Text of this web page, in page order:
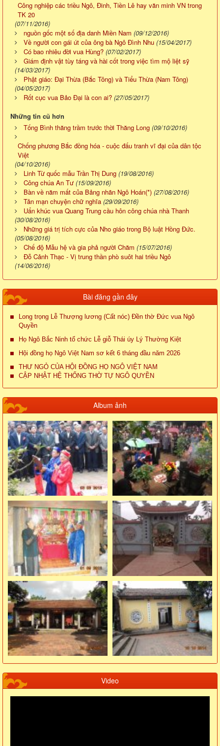
Công nghiệp các triều Ngô, Đinh, Tiền Lê hay văn minh VN trong
TK 20
(07/11/2016)
nguồn gốc một số địa danh Miền Nam (09/12/2016)
Về người con gái út của ông bà Ngô Đình Nhu (15/04/2017)
Có bao nhiêu đời vua Hùng? (07/02/2017)
Giám định vật tùy táng và hài cốt trong việc tìm mộ liệt sỹ
(14/03/2017)
Phật giáo: Đại Thừa (Bắc Tông) và Tiểu Thừa (Nam Tông)
(04/05/2017)
Rốt cục vua Bảo Đại là con ai? (27/05/2017)
Những tin cũ hơn
Tống Bình thăng trầm trước thời Thăng Long (09/10/2016)
Chống phương Bắc đồng hóa - cuộc đấu tranh vĩ đại của dân tộc
Việt
(04/10/2016)
Linh Từ quốc mẫu Trần Thị Dung (19/08/2016)
Công chúa An Tư (15/09/2016)
Bàn về năm mất của Bảng nhãn Ngô Hoán(*) (27/08/2016)
Tản mạn chuyện chữ nghĩa (29/09/2016)
Uẩn khúc vua Quang Trung cầu hôn công chúa nhà Thanh
(30/08/2016)
Những giá trị tích cực của Nho giáo trong Bộ luật Hồng Đức.
(05/08/2016)
Chế độ Mẫu hệ và gia phả người Chăm (15/07/2016)
Đỗ Cảnh Thạc - Vị trung thần phò suôt hai triều Ngô
(14/06/2016)
Bài đăng gần đây
Long trọng Lễ Thượng lương (Cất nóc) Đền thờ Đức vua Ngô
Quyền
Họ Ngô Bắc Ninh tổ chức Lễ giỗ Thái úy Lý Thường Kiệt
Hội đồng họ Ngô Việt Nam sơ kết 6 tháng đầu năm 2026
THƯ NGỎ CỦA HỘI ĐỒNG HỌ NGÔ VIỆT NAM
CẬP NHẬT HỆ THỐNG THỜ TỰ NGÔ QUYỀN
Album ảnh
Video